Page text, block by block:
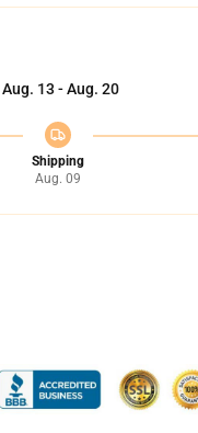
Aug. 13 - Aug. 20
Shipping
Aug. 09